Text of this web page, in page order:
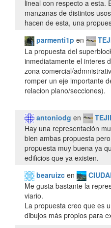
lineal con respecto a esta.
manzanas de distintos
hacen de esta, una
parmenti1p en
La propuesta del
inmediatamente el interes
zona comercial/
romper un eje importante
relacion plano/secciones).
antoniodg en
Hay una representación
bien ambas propuesta
propuesta muy buena ya
edificios que ya existen.
bearuizc en
Me gusta bastante la
viario.
La propuesta creo que es
dibujos más propios para